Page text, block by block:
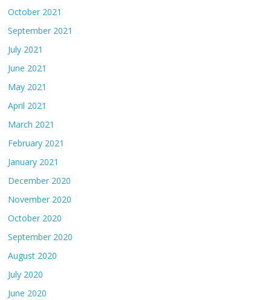
October 2021
September 2021
July 2021
June 2021
May 2021
April 2021
March 2021
February 2021
January 2021
December 2020
November 2020
October 2020
September 2020
August 2020
July 2020
June 2020